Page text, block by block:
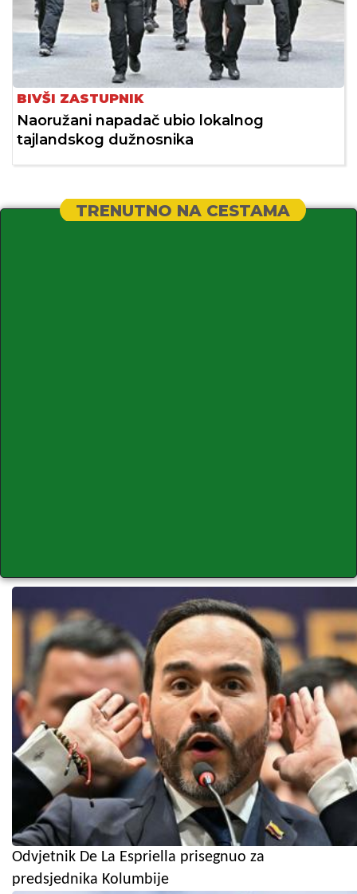
BIVŠI ZASTUPNIK
Naoružani napadač ubio lokalnog
tajlandskog dužnosnika
TRENUTNO NA CESTAMA
Odvjetnik De La Espriella prisegnuo za
predsjednika Kolumbije